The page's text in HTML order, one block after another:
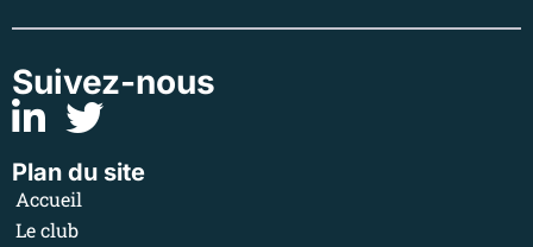
Suivez-nous
Plan du site
Accueil
Le club